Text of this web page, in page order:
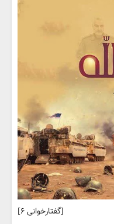
[گفتارخوانی ۶]